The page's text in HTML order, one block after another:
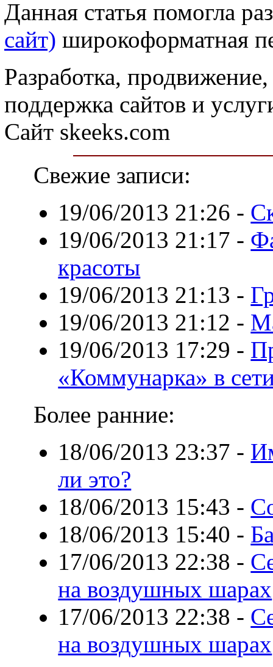
Данная статья помогла
сайт) широкоформатная
Разработка,
поддержка сайтов и
Сайт skeeks.com
Свежие записи:
19/06/2013 21:26 -
19/06/2013 21:17 -
красоты
19/06/2013 21:13 -
19/06/2013 21:12 -
19/06/2013 17:29 -
«Коммунарка» в
Более ранние:
18/06/2013 23:37 -
ли это?
18/06/2013 15:43 -
18/06/2013 15:40 -
17/06/2013 22:38 -
на воздушных шарах
17/06/2013 22:38 -
на воздушных шарах